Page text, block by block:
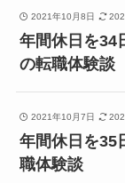
2021年10月8日
年間休日を34
の転職体験談
2021年10月7日
年間休日を35
職体験談